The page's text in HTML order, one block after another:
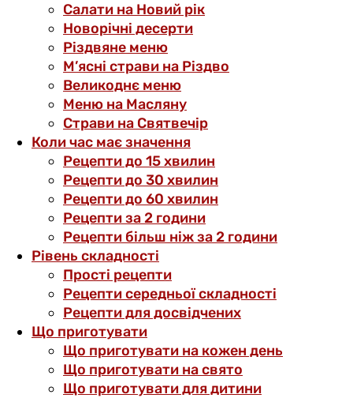
Салати на Новий рік
Новорічні десерти
Різдвяне меню
М’ясні страви на Різдво
Великоднє меню
Меню на Масляну
Страви на Святвечір
Коли час має значення
Рецепти до 15 хвилин
Рецепти до 30 хвилин
Рецепти до 60 хвилин
Рецепти за 2 години
Рецепти більш ніж за 2 години
Рівень складності
Прості рецепти
Рецепти середньої складності
Рецепти для досвідчених
Що приготувати
Що приготувати на кожен день
Що приготувати на свято
Що приготувати для дитини